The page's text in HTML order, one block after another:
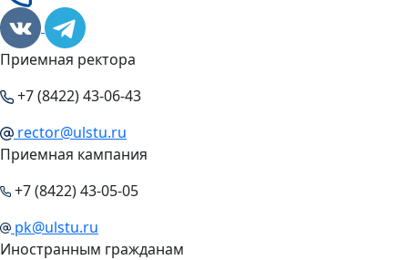
Приемная ректора
+7 (8422) 43-06-43
rector@ulstu.ru
Приемная кампания
+7 (8422) 43-05-05
pk@ulstu.ru
Иностранным гражданам